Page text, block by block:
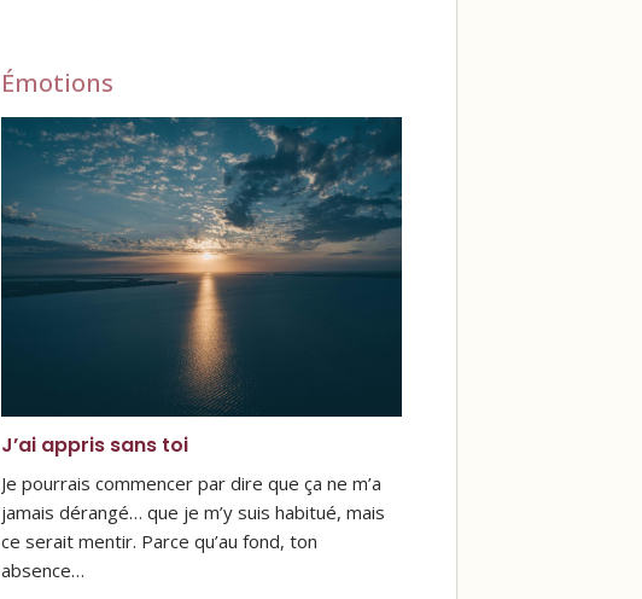
Émotions
J’ai appris sans toi
Je pourrais commencer par dire que ça ne m’a
jamais dérangé… que je m’y suis habitué, mais
ce serait mentir. Parce qu’au fond, ton
absence…